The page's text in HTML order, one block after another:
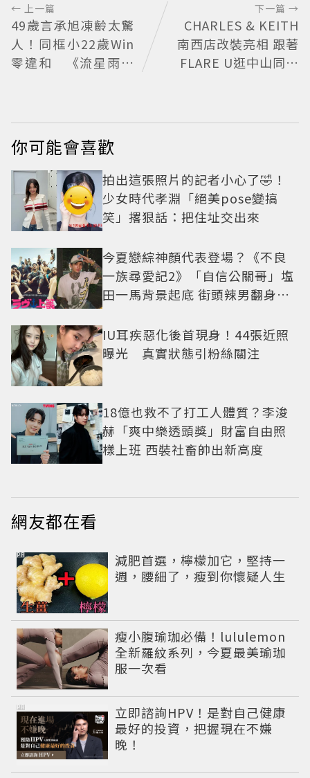
← 上一篇
49歲言承旭凍齡太驚
人！同框小22歲Win
零違和 《流星雨》
下一篇 →
CHARLES & KEITH
南西店改裝亮相 跟著
FLARE U逛中山同款
你可能會喜歡
拍出這張照片的記者小心了🤣！
少女時代孝淵「絕美pose變搞
笑」撂狠話：把住址交出來
今夏戀綜神顏代表登場？《不良
一族尋愛記2》「自信公關哥」塩
田一馬背景起底 街頭辣男翻身當
IU耳疾惡化後首現身！44張近照
曝光 真實狀態引粉絲關注
18億也救不了打工人體質？李浚
赫「爽中樂透頭獎」財富自由照
樣上班 西裝社畜帥出新高度
網友都在看
減肥首選，檸檬加它，堅持一
週，腰細了，瘦到你懷疑人生
PR
瘦小腹瑜珈必備！lululemon
全新羅紋系列，今夏最美瑜珈
服一次看
立即諮詢HPV！是對自己健康
最好的投資，把握現在不嫌
晚！
PR